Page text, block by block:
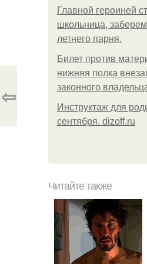
Главной героиней
школьница,
летнего парня.
Билет против
нижняя полка
законного
Инструктаж для
сентября. dizoff.ru
⇦
Читайте также